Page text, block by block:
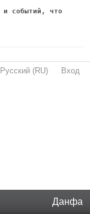
Данфа
и событий, что
Русский (RU) Вход